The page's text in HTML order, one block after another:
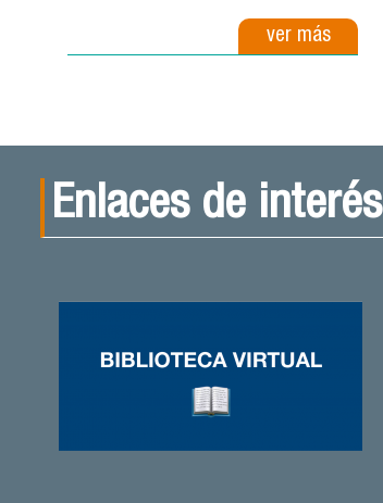
ver más
Enlaces de interés